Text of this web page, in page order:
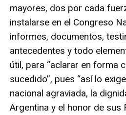
mayores, dos por cada
instalarse en el Congreso
informes, documentos,
antecedentes y todo
útil, para “aclarar en forma
sucedido”, pues “así lo
nacional agraviada, la
Argentina y el honor de sus